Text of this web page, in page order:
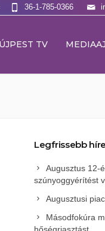
36-1-785-0366
ÚJPEST TV
Legfrissebb
Augusztus 12-
szúnyoggyérítést
Augusztusi
Másodfokúra